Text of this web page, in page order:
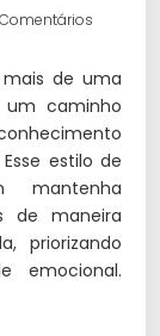
de uma
um caminho
estilo de
de maneira
priorizando
emocional.